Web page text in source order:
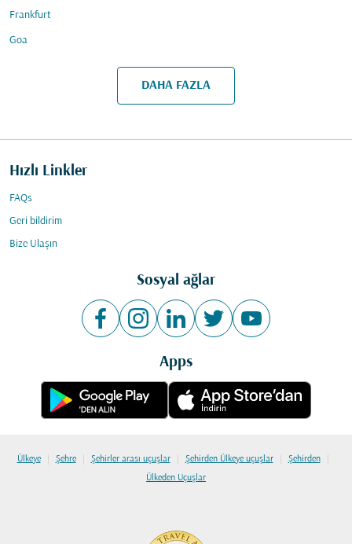
Frankfurt
Goa
DAHA FAZLA
Hızlı Linkler
FAQs
Geri bildirim
Bize Ulaşın
Sosyal ağlar
Apps
Ülkeye | Şehre | Şehirler arası uçuşlar | Şehirden Ülkeye uçuşlar | Şehirden |
Ülkeden Uçuşlar